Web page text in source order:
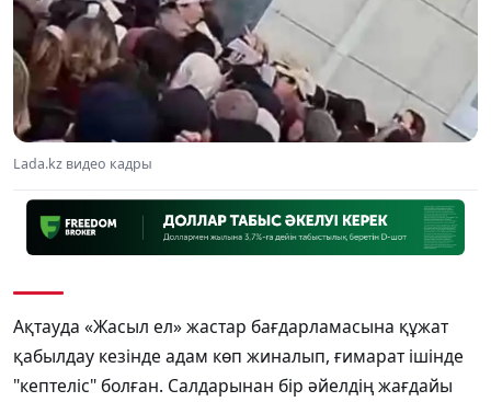
Lada.kz видео кадры
Ақтауда «Жасыл ел» жастар бағдарламасына құжат
қабылдау кезінде адам көп жиналып, ғимарат ішінде
"кептеліс" болған. Салдарынан бір әйелдің жағдайы